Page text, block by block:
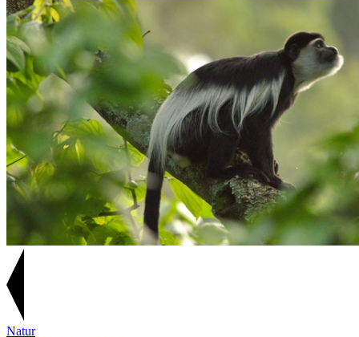
Natur